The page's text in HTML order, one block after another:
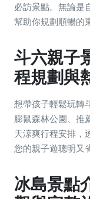
必訪景點。無論是
幫助你規劃順暢的
斗六親子
程規劃與
想帶孩子輕鬆玩轉
膨鼠森林公園、推
天涼爽行程安排，
您的親子遊聰明又
冰島景點